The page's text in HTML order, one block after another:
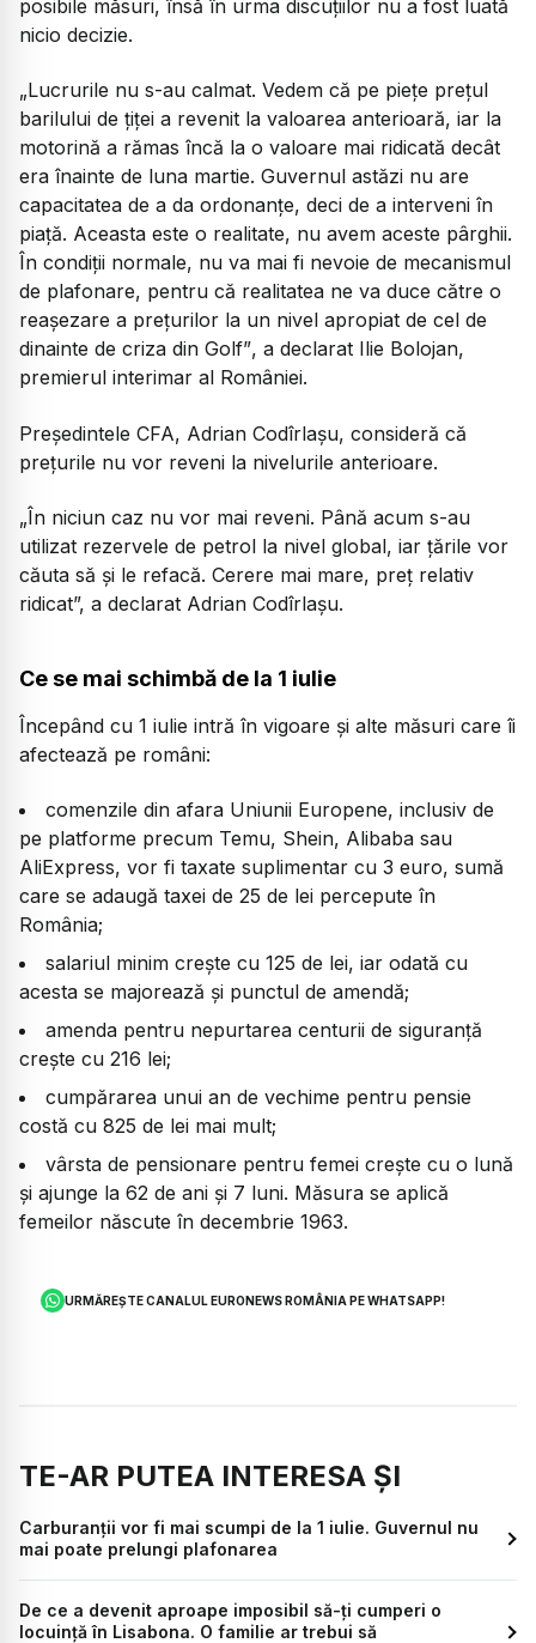
posibile măsuri, însă în urma discuțiilor nu a fost luată
nicio decizie.
„Lucrurile nu s-au calmat. Vedem că pe piețe prețul
barilului de țiței a revenit la valoarea anterioară, iar la
motorină a rămas încă la o valoare mai ridicată decât
era înainte de luna martie. Guvernul astăzi nu are
capacitatea de a da ordonanțe, deci de a interveni în
piață. Aceasta este o realitate, nu avem aceste pârghii.
În condiții normale, nu va mai fi nevoie de mecanismul
de plafonare, pentru că realitatea ne va duce către o
reașezare a prețurilor la un nivel apropiat de cel de
dinainte de criza din Golf”, a declarat Ilie Bolojan,
premierul interimar al României.
Președintele CFA, Adrian Codîrlașu, consideră că
prețurile nu vor reveni la nivelurile anterioare.
„În niciun caz nu vor mai reveni. Până acum s-au
utilizat rezervele de petrol la nivel global, iar țările vor
căuta să și le refacă. Cerere mai mare, preț relativ
ridicat”, a declarat Adrian Codîrlașu.
Ce se mai schimbă de la 1 iulie
Începând cu 1 iulie intră în vigoare și alte măsuri care îi
afectează pe români:
comenzile din afara Uniunii Europene, inclusiv de
pe platforme precum Temu, Shein, Alibaba sau
AliExpress, vor fi taxate suplimentar cu 3 euro, sumă
care se adaugă taxei de 25 de lei percepute în
România;
salariul minim crește cu 125 de lei, iar odată cu
acesta se majorează și punctul de amendă;
amenda pentru nepurtarea centurii de siguranță
crește cu 216 lei;
cumpărarea unui an de vechime pentru pensie
costă cu 825 de lei mai mult;
vârsta de pensionare pentru femei crește cu o lună
și ajunge la 62 de ani și 7 luni. Măsura se aplică
femeilor născute în decembrie 1963.
URMĂREȘTE CANALUL EURONEWS ROMÂNIA PE WHATSAPP!
TE-AR PUTEA INTERESA ȘI
Carburanții vor fi mai scumpi de la 1 iulie. Guvernul nu
mai poate prelungi plafonarea
De ce a devenit aproape imposibil să-ți cumperi o
locuință în Lisabona. O familie ar trebui să